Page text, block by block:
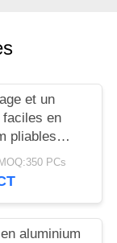
et un
en
pliables
l'échelle
PCs
aluminium